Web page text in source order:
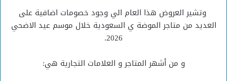
وتشير العروض هذا العام الي وجود خصومات اضافية على
العديد من متاجر الموضة ي السعودية خلال موسم عيد الاضحي
2026.
و من أشهر المتاجر و العلامات التجارية هي: